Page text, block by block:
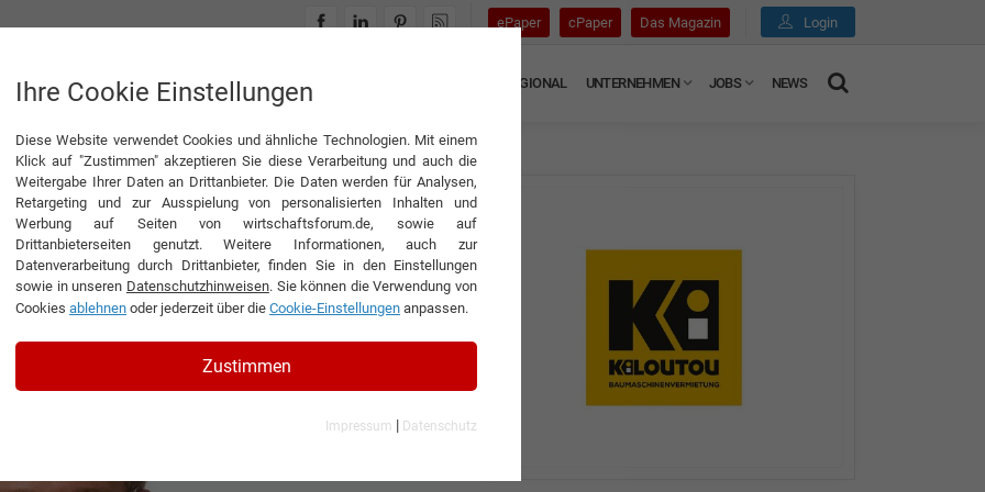
ePaper cPaper Das Magazin Login
INTERVIEWS REGIONAL UNTERNEHMEN JOBS NEWS
KILOUTOU Deutschland GmbH
Ihre Cookie Einstellungen
Diese Website verwendet Cookies und ähnliche Technologien. Mit einem
Klick auf "Zustimmen" akzeptieren Sie diese Verarbeitung und auch die
Weitergabe Ihrer Daten an Drittanbieter. Die Daten werden für Analysen,
Retargeting und zur Ausspielung von personalisierten Inhalten und
Werbung auf Seiten von wirtschaftsforum.de, sowie auf
Drittanbieterseiten genutzt. Weitere Informationen, auch zur
Datenverarbeitung durch Drittanbieter, finden Sie in den Einstellungen
sowie in unseren Datenschutzhinweisen. Sie können die Verwendung von
Cookies ablehnen oder jederzeit über die Cookie-Einstellungen anpassen.
Zustimmen
Impressum | Datenschutz